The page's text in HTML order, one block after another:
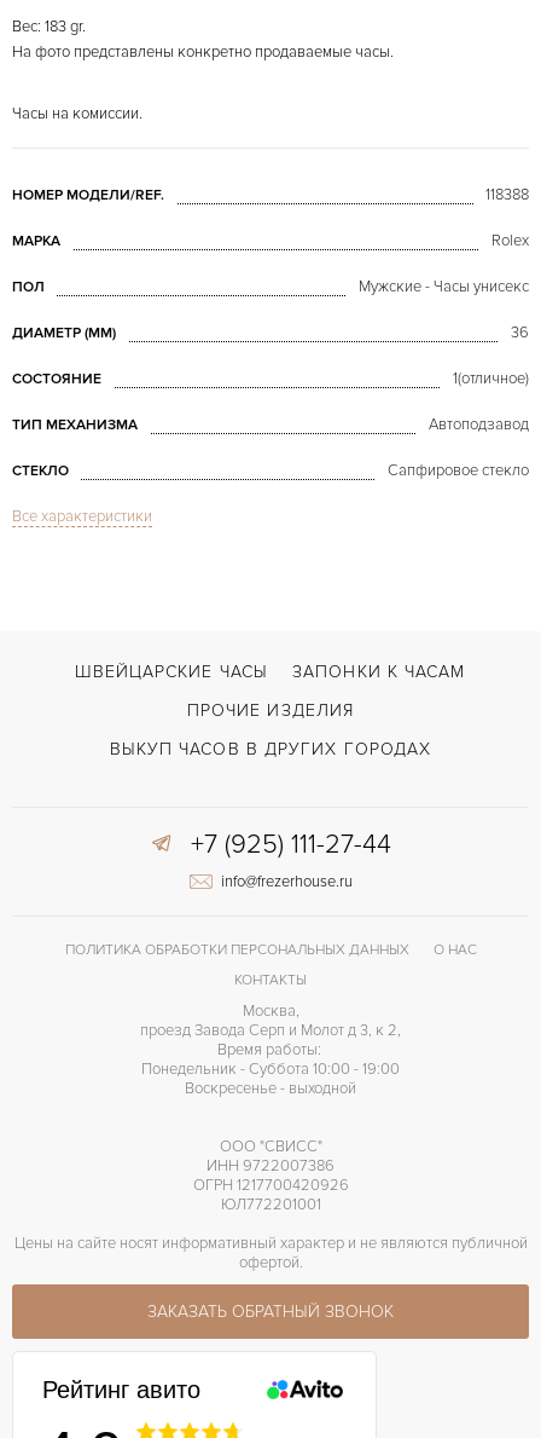
Вес: 183 gr.
На фото представлены конкретно продаваемые часы.
Часы на комиссии.
НОМЕР МОДЕЛИ/REF. 118388
МАРКА Rolex
ПОЛ Мужские - Часы унисекс
ДИАМЕТР (MM) 36
СОСТОЯНИЕ 1(отличное)
ТИП МЕХАНИЗМА Автоподзавод
СТЕКЛО Сапфировое стекло
ФУНКЦИИ
ВОЗМОЖНОСТИ ДОСТАВКИ С документами, С футляром
ЦВЕТ БРАСЛЕТА
ДЛИНА БРАСЛЕТА, ДЛИННАЯ СТОРОНА
ПРОЧЕЕ Отделка драгоценными камнями
Все характеристики
ШВЕЙЦАРСКИЕ ЧАСЫ
ЗАПОНКИ К ЧАСАМ
ПРОЧИЕ ИЗДЕЛИЯ
ВЫКУП ЧАСОВ В ДРУГИХ ГОРОДАХ
+7 (925) 111-27-44
info@frezerhouse.ru
ПОЛИТИКА ОБРАБОТКИ ПЕРСОНАЛЬНЫХ ДАННЫХ
О НАС
КОНТАКТЫ
Москва,
проезд Завода Серп и Молот д 3, к 2,
Время работы:
Понедельник - Суббота 10:00 - 19:00
Воскресенье - выходной
ООО "СВИСС"
ИНН 9722007386
ОГРН 1217700420926
ЮЛ772201001
Цены на сайте носят информативный характер и не являются публичной
офертой.
ЗАКАЗАТЬ ОБРАТНЫЙ ЗВОНОК
Рейтинг авито